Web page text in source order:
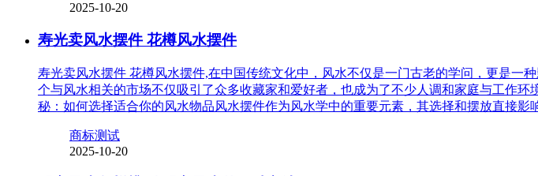
2025-10-20
寿光卖风水摆件 花樽风水摆件
寿光卖风水摆件 花樽风水摆件,在中国传统文化中，风水不仅是一门古老的学问，更是一
个与风水相关的市场不仅吸引了众多收藏家和爱好者，也成为了不少人调和家庭与工作
秘：如何选择适合你的风水物品风水摆件作为风水学中的重要元素，其选择和摆放直接影
商标测试
2025-10-20